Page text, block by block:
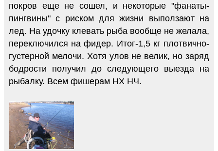
покров еще не сошел, и некоторые "фанаты-
пингвины" с риском для жизни выползают на
лед. На удочку клевать рыба вообще не желала,
переключился на фидер. Итог-1,5 кг плотвично-
густерной мелочи. Хотя улов не велик, но заряд
бодрости получил до следующего выезда на
рыбалку. Всем фишерам НХ НЧ.